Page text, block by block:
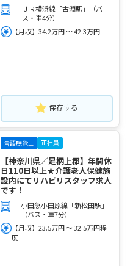
ＪＲ横浜線「古淵駅」（バ
ス・車4分）
【月収】34.2万円 ～ 42.3万円
保存する
言語聴覚士 正社員
【神奈川県／足柄上郡】年間休
日110日以上★介護老人保健施
設内にてリハビリスタッフ求人
です！
小田急小田原線「新松田駅」
（バス・車7分）
【月収】23.5万円 ～ 32.5万円程
度